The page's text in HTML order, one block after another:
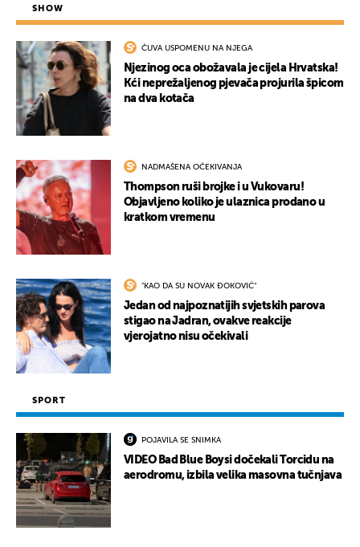
SHOW
ČUVA USPOMENU NA NJEGA
Njezinog oca obožavala je cijela Hrvatska!
Kći neprežaljenog pjevača projurila špicom
na dva kotača
NADMAŠENA OČEKIVANJA
Thompson ruši brojke i u Vukovaru!
Objavljeno koliko je ulaznica prodano u
kratkom vremenu
"KAO DA SU NOVAK ĐOKOVIĆ"
Jedan od najpoznatijih svjetskih parova
stigao na Jadran, ovakve reakcije
vjerojatno nisu očekivali
SPORT
POJAVILA SE SNIMKA
VIDEO Bad Blue Boysi dočekali Torcidu na
aerodromu, izbila velika masovna tučnjava
UKLJUČITE NOTIFIKACIJE